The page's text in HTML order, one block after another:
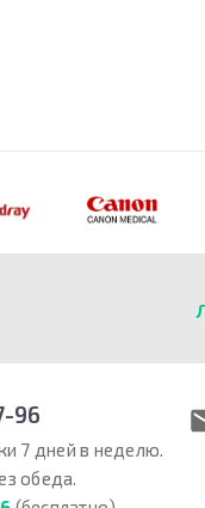
96
7 дней в неделю.
обеда.